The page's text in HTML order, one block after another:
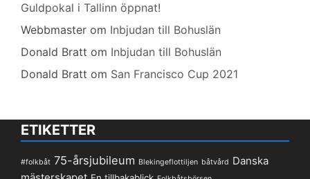
Guldpokal i Tallinn öppnat!
Webbmaster om Inbjudan till Bohuslän
Donald Bratt om Inbjudan till Bohuslän
Donald Bratt om San Francisco Cup 2021
ETIKETTER
#folkbåt 75-årsjubileum Blekingeflottiljen båtvård Danska